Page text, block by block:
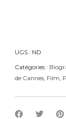
UGS : ND
Catégories :
de Cannes Film